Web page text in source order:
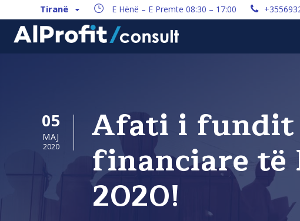
Tiranë E Hënë – E Premte 08:30 – 17:00
05
MAJ
2020 Afati i fundit
financiare të
2020!